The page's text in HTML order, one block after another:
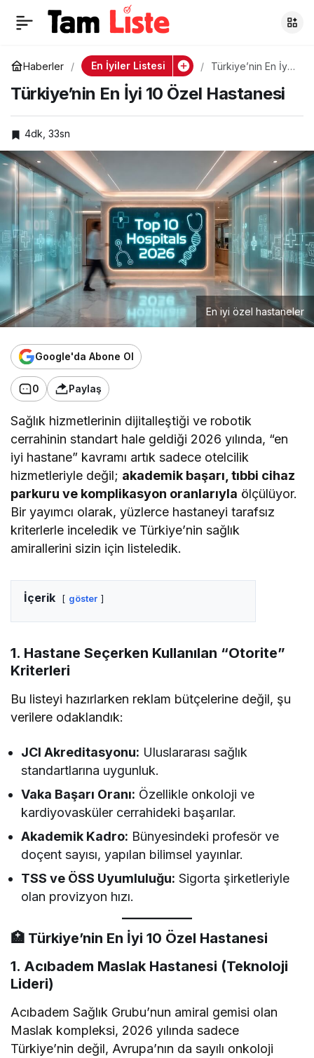
Haberler En İyiler Listesi
Türkiye’nin En İyi
Türkiye’nin En İyi 10 Özel Hastanesi
4dk, 33sn
En iyi özel hastaneler
Google'da Abone Ol
0 Paylaş
Sağlık hizmetlerinin dijitalleştiği ve robotik
cerrahinin standart hale geldiği 2026 yılında, “en
iyi hastane” kavramı artık sadece otelcilik
hizmetleriyle değil; akademik başarı, tıbbi cihaz
parkuru ve komplikasyon oranlarıyla ölçülüyor.
Bir yayımcı olarak, yüzlerce hastaneyi tarafsız
kriterlerle inceledik ve Türkiye’nin sağlık
amirallerini sizin için listeledik.
İçerik göster
1. Hastane Seçerken Kullanılan “Otorite”
Kriterleri
Bu listeyi hazırlarken reklam bütçelerine değil, şu
verilere odaklandık:
JCI Akreditasyonu: Uluslararası sağlık
standartlarına uygunluk.
Vaka Başarı Oranı: Özellikle onkoloji ve
kardiyovasküler cerrahideki başarılar.
Akademik Kadro: Bünyesindeki profesör ve
doçent sayısı, yapılan bilimsel yayınlar.
TSS ve ÖSS Uyumluluğu: Sigorta şirketleriyle
olan provizyon hızı.
🏥 Türkiye’nin En İyi 10 Özel Hastanesi
1. Acıbadem Maslak Hastanesi (Teknoloji
Lideri)
Acıbadem Sağlık Grubu’nun amiral gemisi olan
Maslak kompleksi, 2026 yılında sadece
Türkiye’nin değil, Avrupa’nın da sayılı onkoloji
2026 Tamamlayıcı
Sağlık Sigortası (TSS)
Rehberi
Paylaş